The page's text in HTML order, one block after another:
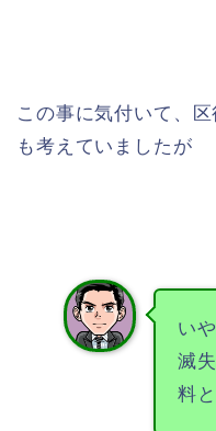
この事に気付いて、
も考えていましたが
い
滅
料